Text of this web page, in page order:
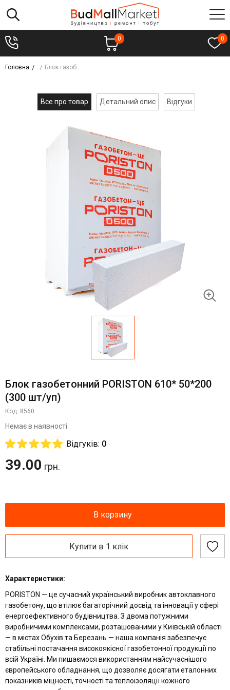
0 0
Головна Блок газобетонний PORISTON 610* 50*200 (300 шт/уп)
Все про товар Детальний опис Відгуки
Блок газобетонний PORISTON 610* 50*200
(300 шт/уп)
Код: 8560
Немає в наявності
Відгуків: 0
39.00 грн.
В корзину
Купити в 1 клік
Характеристики:
PORISTON — це сучасний український виробник автоклавного
газобетону, що втілює багаторічний досвід та інновації у сфері
енергоефективного будівництва. З двома потужними
виробничими комплексами, розташованими у Київській області
— в містах Обухів та Березань — наша компанія забезпечує
стабільні постачання високоякісної газобетонної продукції по
всій Україні. Ми пишаємося використанням найсучаснішого
європейського обладнання, що дозволяє досягати еталонних
показників міцності, точності та теплоізоляції кожного